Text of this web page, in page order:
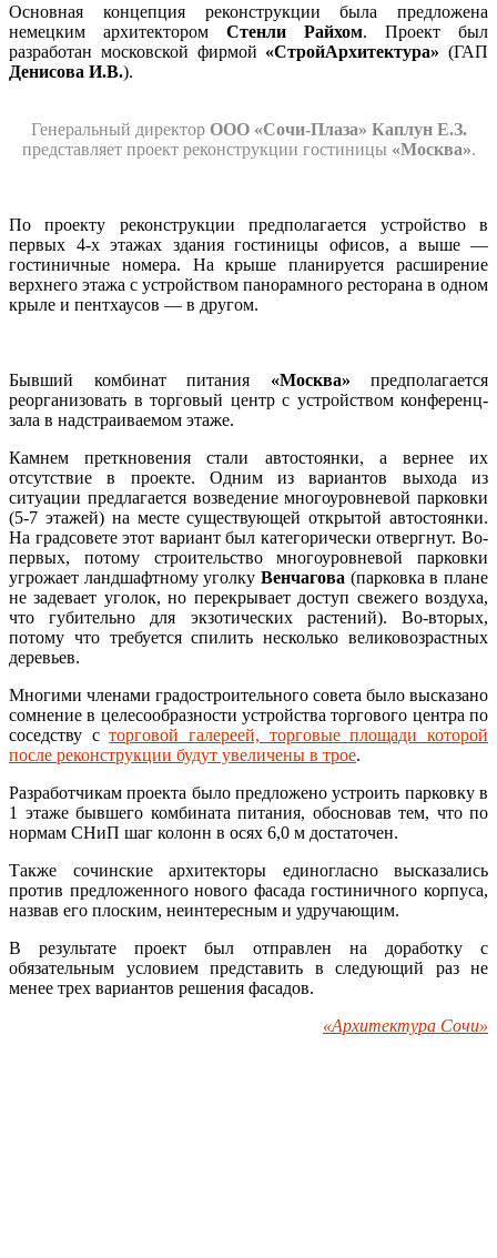
Основная концепция реконструкции была предложена
немецким архитектором Стенли Райхом. Проект был
разработан московской фирмой «СтройАрхитектура» (ГАП
Денисова И.В.).
Генеральный директор ООО «Сочи-Плаза» Каплун Е.З.
представляет проект реконструкции гостиницы «Москва».
По проекту реконструкции предполагается устройство в
первых 4-х этажах здания гостиницы офисов, а выше —
гостиничные номера. На крыше планируется расширение
верхнего этажа с устройством панорамного ресторана в одном
крыле и пентхаусов — в другом.
Бывший комбинат питания «Москва» предполагается
реорганизовать в торговый центр с устройством конференц-
зала в надстраиваемом этаже.
Камнем преткновения стали автостоянки, а вернее их
отсутствие в проекте. Одним из вариантов выхода из
ситуации предлагается возведение многоуровневой парковки
(5-7 этажей) на месте существующей открытой автостоянки.
На градсовете этот вариант был категорически отвергнут. Во-
первых, потому строительство многоуровневой парковки
угрожает ландшафтному уголку Венчагова (парковка в плане
не задевает уголок, но перекрывает доступ свежего воздуха,
что губительно для экзотических растений). Во-вторых,
потому что требуется спилить несколько великовозрастных
деревьев.
Многими членами градостроительного совета было высказано
сомнение в целесообразности устройства торгового центра по
соседству сторговой галереей, торговые площади которой
после реконструкции будут увеличены в трое.
Разработчикам проекта было предложено устроить парковку в
1 этаже бывшего комбината питания, обосновав тем, что по
нормам СНиП шаг колонн в осях 6,0 м достаточен.
Также сочинские архитекторы единогласно высказались
против предложенного нового фасада гостиничного корпуса,
назвав его плоским, неинтересным и удручающим.
В результате проект был отправлен на доработку с
обязательным условием представить в следующий раз не
менее трех вариантов решения фасадов.
«Архитектура Сочи»